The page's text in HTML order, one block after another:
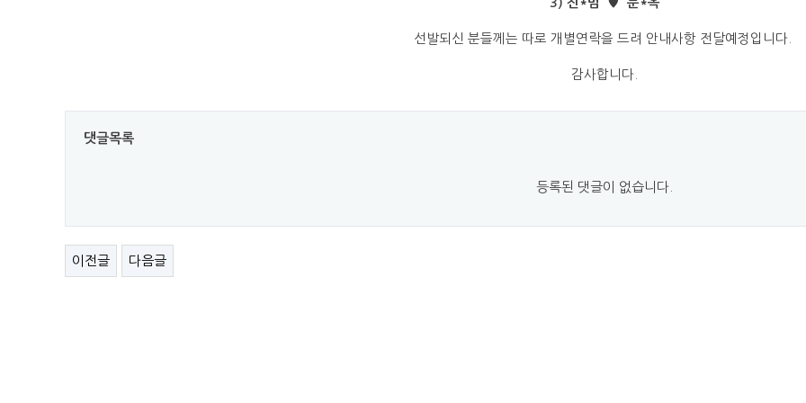
3) 진*범 ♥ 문*옥
선발되신 분들께는 따로 개별연락을 드려 안내사항 전달예정입니다.
감사합니다.
댓글목록
등록된 댓글이 없습니다.
이전글 다음글